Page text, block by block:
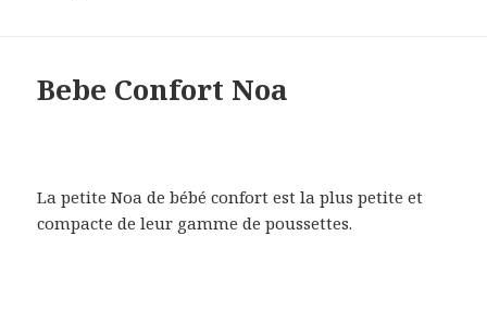
Bebe Confort Noa
La petite Noa de bébé confort est la plus petite et
compacte de leur gamme de poussettes.